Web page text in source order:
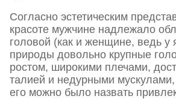
Согласно эстетическим
красоте мужчине надлежало
головой (как и женщине, ведь у
природы довольно крупные
ростом, широкими плечами,
талией и недурными
его можно было назвать